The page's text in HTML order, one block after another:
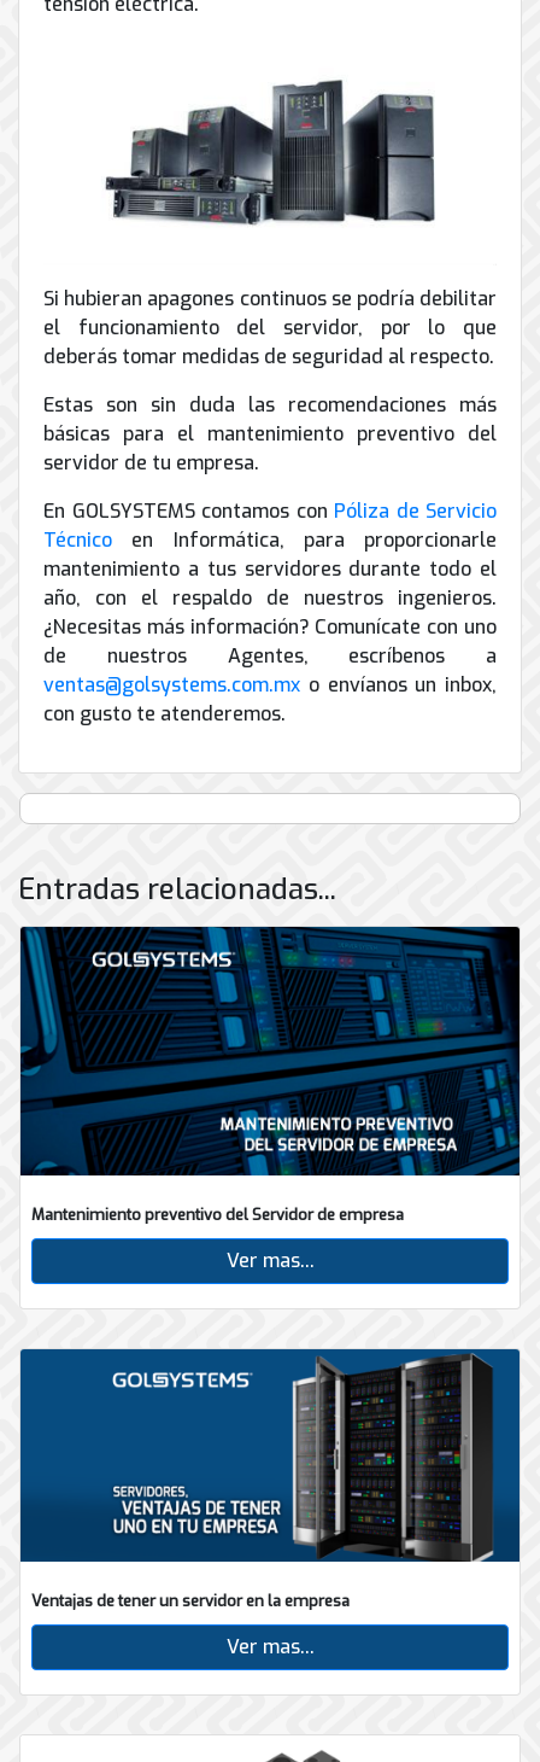
Si hubieran apagones continuos se podría debilitar
el funcionamiento del servidor, por lo que
deberás tomar medidas de seguridad al respecto.
Estas son sin duda las recomendaciones más
básicas para el mantenimiento preventivo del
servidor de tu empresa.
En GOLSYSTEMS contamos con Póliza de Servicio
Técnico en Informática, para proporcionarle
mantenimiento a tus servidores durante todo el
año, con el respaldo de nuestros ingenieros.
¿Necesitas más información? Comunícate con uno
de nuestros Agentes, escríbenos a
ventas@golsystems.com.mx o envíanos un inbox,
con gusto te atenderemos.
Entradas relacionadas...
Mantenimiento preventivo del Servidor de empresa
Ver mas...
Ventajas de tener un servidor en la empresa
Ver mas...